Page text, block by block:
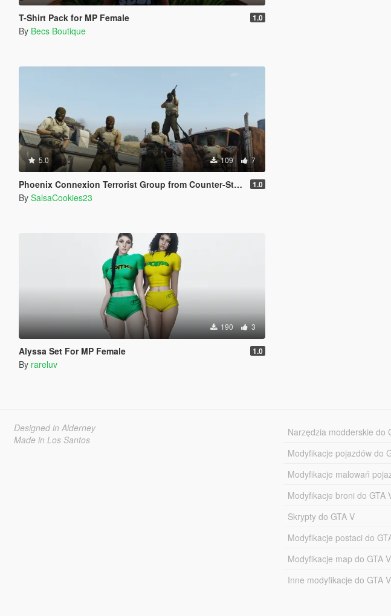
T-Shirt Pack for MP Female 1.0
By Becs Boutique
5.0 109 7
Phoenix Connexion Terrorist Group from Counter-Strike: Global Offensive (Shattered Web + Broken Fang skins included) 1.0
By SalsaCookies23
190 3
Alyssa Set For MP Female 1.0
By rareluv
Designed in Alderney
Made in Los Santos
Narzędzia modderskie do
Modyfikacje pojazdów do
Modyfikacje malowań
Modyfikacje broni do GTA
Skrypty do GTA V
Modyfikacje postaci do
Modyfikacje map do GTA V
Inne modyfikacje do GTA V